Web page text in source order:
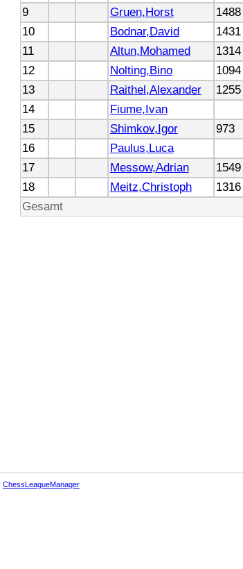
9
Gruen,Horst 1488
10
Bodnar,David 1431
11
Altun,Mohamed 1314
12
Nolting,Bino
1094
13
Raithel,Alexander 1255
14
Fiume,Ivan
15
Shimkov,Igor 973
16
Paulus,Luca
17
Messow,Adrian 1549
18
Meitz,Christoph 1316
Gesamt
ChessLeagueManager